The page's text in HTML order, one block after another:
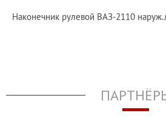
Наконечник рулевой ВАЗ-2110